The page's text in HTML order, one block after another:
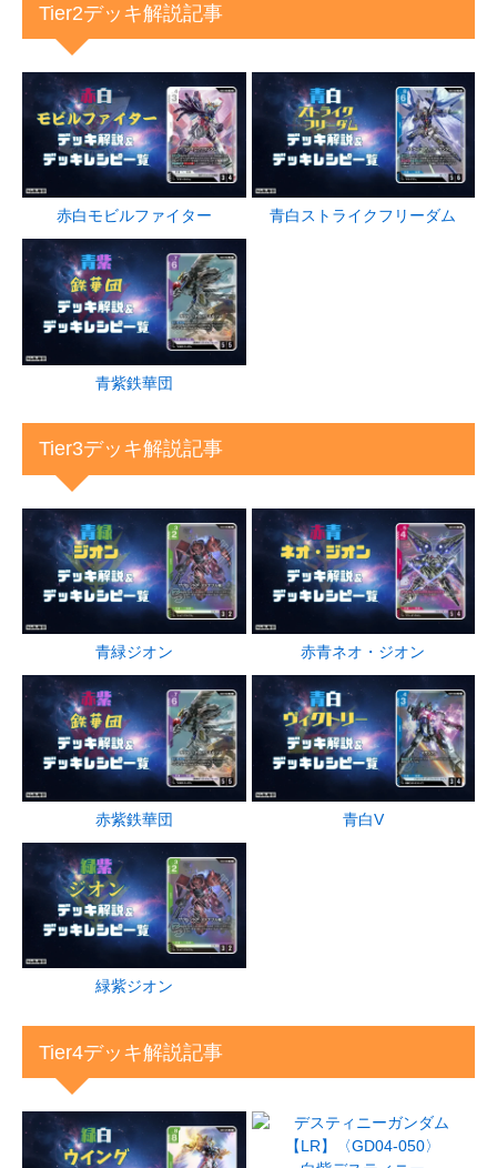
Tier2デッキ解説記事
赤白モビルファイター 青白ストライクフリーダム
青紫鉄華団
Tier3デッキ解説記事
青緑ジオン 赤青ネオ・ジオン
赤紫鉄華団 青白V
緑紫ジオン
Tier4デッキ解説記事